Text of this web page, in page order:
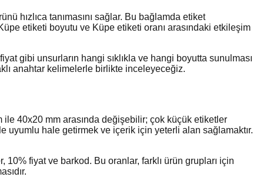
hızlıca tanımasını sağlar. Bu bağlamda etiket
etiketi boyutu ve Küpe etiketi oranı arasındaki etkileşim
gibi unsurların hangi sıklıkla ve hangi boyutta sunulması
anahtar kelimelerle birlikte inceleyeceğiz.
ile 40x20 mm arasında değişebilir; çok küçük etiketler
uyumlu hale getirmek ve içerik için yeterli alan sağlamaktır.
10% fiyat ve barkod. Bu oranlar, farklı ürün grupları için